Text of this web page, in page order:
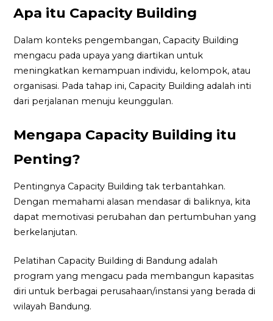
Apa itu Capacity Building
Dalam konteks pengembangan, Capacity Building
mengacu pada upaya yang diartikan untuk
meningkatkan kemampuan individu, kelompok, atau
organisasi. Pada tahap ini, Capacity Building adalah inti
dari perjalanan menuju keunggulan.
Mengapa Capacity Building itu
Penting?
Pentingnya Capacity Building tak terbantahkan.
Dengan memahami alasan mendasar di baliknya, kita
dapat memotivasi perubahan dan pertumbuhan yang
berkelanjutan.
Pelatihan Capacity Building di Bandung adalah
program yang mengacu pada membangun kapasitas
diri untuk berbagai perusahaan/instansi yang berada di
wilayah Bandung.